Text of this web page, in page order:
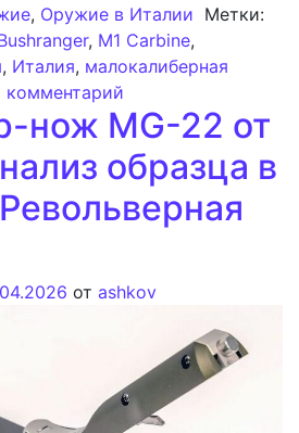
, Оружие в Италии Метки:
, M1 Carbine,
, Италия, малокалиберная
комментарий
нож MG-22 от
образца в
от ashkov